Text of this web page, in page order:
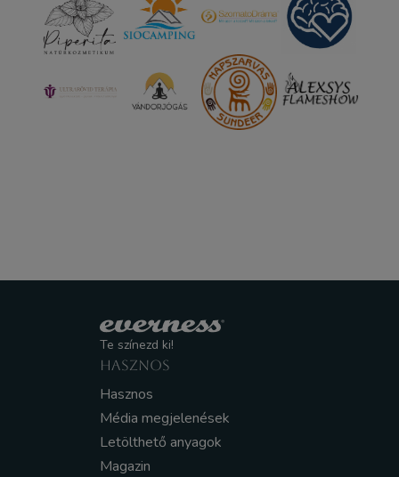
Te színezd ki!
HASZNOS
Hasznos
Média megjelenések
Letölthető anyagok
Magazin